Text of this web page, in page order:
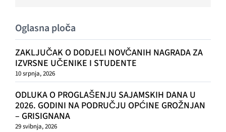
POVIJEST
MJESTA
KONTAKT
Oglasna ploča
ZAKLJUČAK O DODJELI NOVČANIH NAGRADA ZA
IZVRSNE UČENIKE I STUDENTE
10 srpnja, 2026
ODLUKA O PROGLAŠENJU SAJAMSKIH DANA U
2026. GODINI NA PODRUČJU OPĆINE GROŽNJAN
– GRISIGNANA
29 svibnja, 2026